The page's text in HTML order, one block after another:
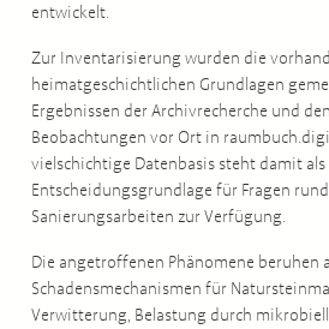
entwickelt.
Zur Inventarisierung wurden die
heimatgeschichtlichen Grundlagen
Ergebnissen der Archivrecherche und
Beobachtungen vor Ort in
vielschichtige Datenbasis steht damit als
Entscheidungsgrundlage für Fragen
Sanierungsarbeiten zur Verfügung.
Die angetroffenen Phänomene beruhen
Schadensmechanismen für
Verwitterung, Belastung durch